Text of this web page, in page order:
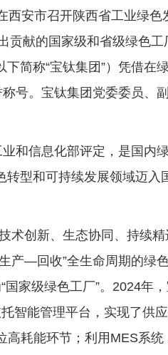
西安市召开陕西省工业绿
贡献的国家级和省级绿色
简称“宝钛集团”）凭借在
号。宝钛集团党委委员、
和信息化部评定，是国内
型和可持续发展领域迈入
术创新、生态协同、持续
—回收”全生命周期的绿
家级绿色工厂”。2024年
智能管理平台，实现了供
高耗能环节；利用MES系